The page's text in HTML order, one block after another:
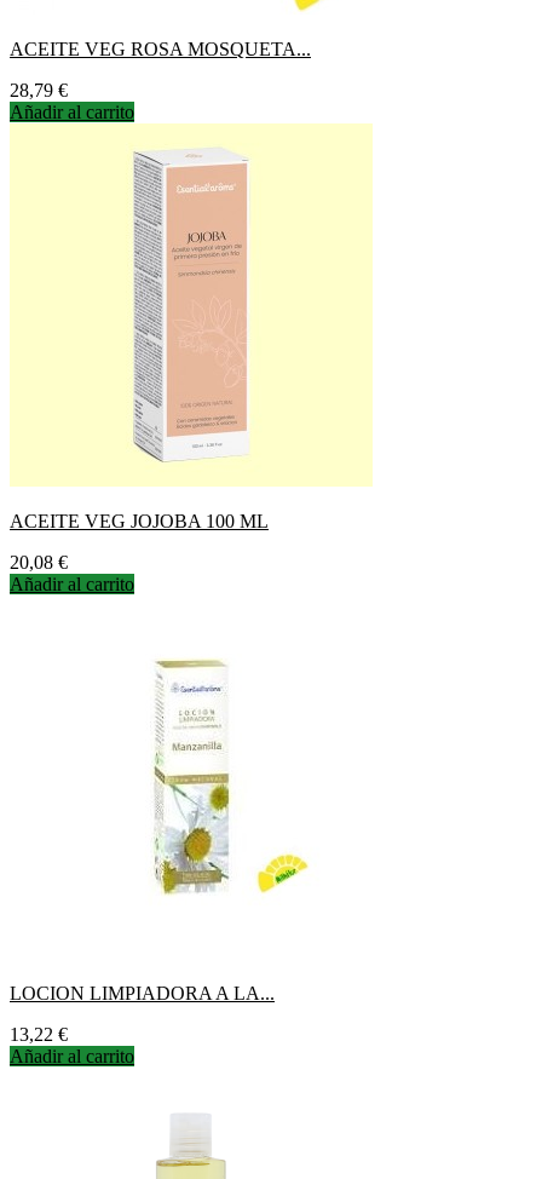
ACEITE VEG ROSA MOSQUETA...
Precio
28,79 €
Añadir al carrito
ACEITE VEG JOJOBA 100 ML
Precio
20,08 €
Añadir al carrito
LOCION LIMPIADORA A LA...
Precio
13,22 €
Añadir al carrito